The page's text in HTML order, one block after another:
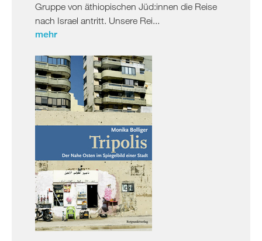
Gruppe von äthiopischen Jüd:innen die Reise
nach Israel antritt. Unsere Rei...
mehr